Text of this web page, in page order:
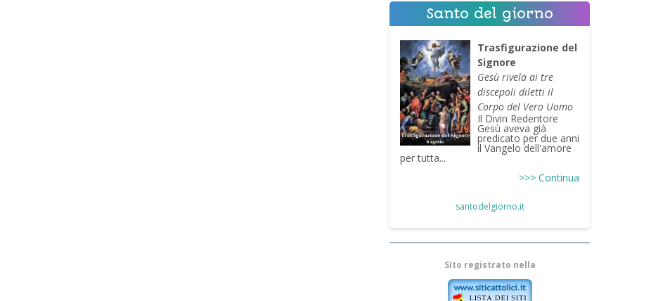
Santo del giorno
Trasfigurazione del
Signore
Gesù rivela ai tre
discepoli diletti il
Corpo del Vero Uomo
Il Divin Redentore
Gesù aveva già
predicato per due anni
il Vangelo dell'amore
per tutta...
>>> Continua
santodelgiorno.it
Sito registrato nella